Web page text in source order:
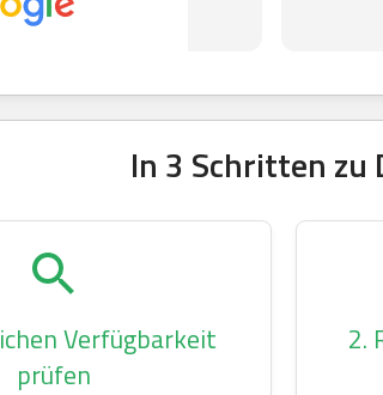
In 3 Schritten zu
Verfügbarkeit
prüfen
2.